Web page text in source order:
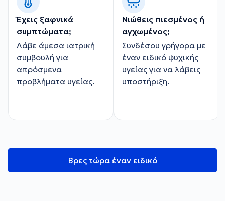
Έχεις ξαφνικά
συμπτώματα;
Λάβε άμεσα ιατρική
συμβουλή για
απρόσμενα
προβλήματα υγείας.
Νιώθεις πιεσμένος ή
αγχωμένος;
Συνδέσου γρήγορα με
έναν ειδικό ψυχικής
υγείας για να λάβεις
υποστήριξη.
Βρες τώρα έναν ειδικό